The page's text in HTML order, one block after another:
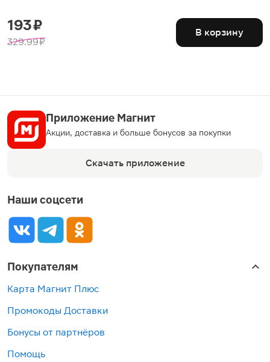
193 ₽
329.99 ₽
В корзину
Приложение Магнит
Акции, доставка и больше бонусов за покупки
Скачать приложение
Наши соцсети
Покупателям
Карта Магнит Плюс
Промокоды Доставки
Бонусы от партнёров
Помощь